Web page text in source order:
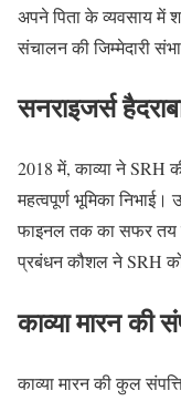
अपने पिता के व्यवसाय में
संचालन की जिम्मेदारी
सनराइजर्स
2018में,काव्या नेSRH
महत्वपूर्ण भूमिका
फाइनल तक का सफर तय
प्रबंधन कौशल नेSRH
काव्यामारनकी
काव्या मारन की कुल